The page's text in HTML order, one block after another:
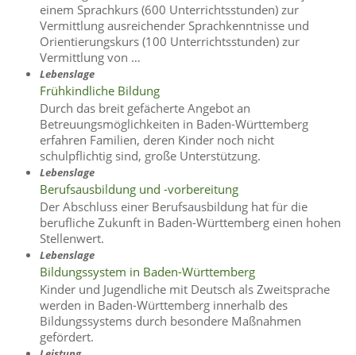
einem Sprachkurs (600 Unterrichtsstunden) zur
Vermittlung ausreichender Sprachkenntnisse und
Orientierungskurs (100 Unterrichtsstunden) zur
Vermittlung von …
Lebenslage
Frühkindliche Bildung
Durch das breit gefächerte Angebot an
Betreuungsmöglichkeiten in Baden-Württemberg
erfahren Familien, deren Kinder noch nicht
schulpflichtig sind, große Unterstützung.
Lebenslage
Berufsausbildung und -vorbereitung
Der Abschluss einer Berufsausbildung hat für die
berufliche Zukunft in Baden-Württemberg einen hohen
Stellenwert.
Lebenslage
Bildungssystem in Baden-Württemberg
Kinder und Jugendliche mit Deutsch als Zweitsprache
werden in Baden-Württemberg innerhalb des
Bildungssystems durch besondere Maßnahmen
gefördert.